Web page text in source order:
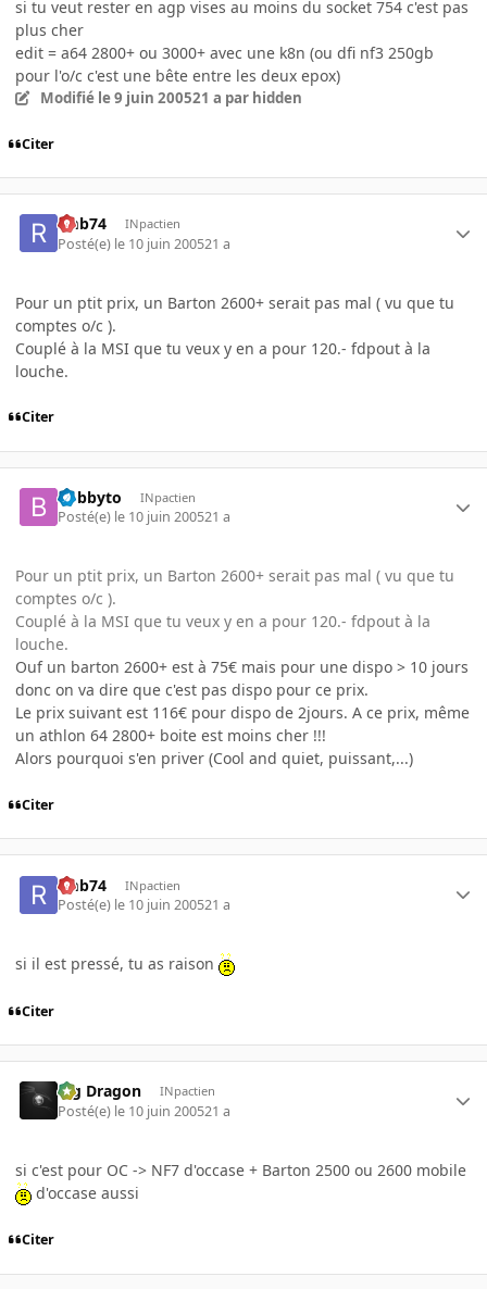
si tu veut rester en agp vises au moins du socket 754 c'est pas
plus cher
edit = a64 2800+ ou 3000+ avec une k8n (ou dfi nf3 250gb
pour l'o/c c'est une bête entre les deux epox)
Modifié le 9 juin 200521 a par hidden
Citer
rmb74 INpactien
Posté(e) le 10 juin 200521 a
Pour un ptit prix, un Barton 2600+ serait pas mal ( vu que tu
comptes o/c ).
Couplé à la MSI que tu veux y en a pour 120.- fdpout à la
louche.
Citer
bobbyto INpactien
Posté(e) le 10 juin 200521 a
Pour un ptit prix, un Barton 2600+ serait pas mal ( vu que tu
comptes o/c ).
Couplé à la MSI que tu veux y en a pour 120.- fdpout à la
louche.
Ouf un barton 2600+ est à 75€ mais pour une dispo > 10 jours
donc on va dire que c'est pas dispo pour ce prix.
Le prix suivant est 116€ pour dispo de 2jours. A ce prix, même
un athlon 64 2800+ boite est moins cher !!!
Alors pourquoi s'en priver (Cool and quiet, puissant,...)
Citer
rmb74 INpactien
Posté(e) le 10 juin 200521 a
si il est pressé, tu as raison
Citer
Big Dragon INpactien
Posté(e) le 10 juin 200521 a
si c'est pour OC -> NF7 d'occase + Barton 2500 ou 2600 mobile
d'occase aussi
Citer